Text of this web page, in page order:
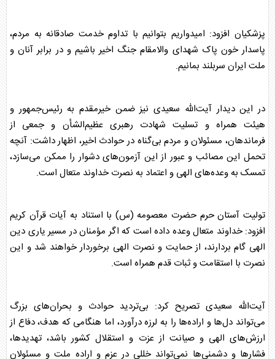
پزشکیان افزود: امیدواریم بتوانیم با تداوم خدمت صادقانه به مردم،
پاسدار خون پاک شهدای والامقام جنگ اخیر باشیم و در برابر آنان و
ملت ایران سربلند بمانیم.
در این دیدار آیت‌الله سعیدی نیز ضمن خیرمقدم به رئیس‌جمهور و
هیئت همراه و تسلیت شهادت رهبری عظیم‌الشأن و جمعی از
فرماندهان، مسئولان و مردم بی‌گناه در حوادث اخیر، اظهار داشت: آنچه
تحمل این مصائب و عبور از این آزمون‌های دشوار را ممکن می‌سازد،
تمسک به وعده‌های الهی و اعتماد به نصرت خداوند متعال است.
تولیت آستان حرم حضرت معصومه (س) با استناد به آیات قرآن کریم
افزود: خداوند متعال وعده داده است که اگر مؤمنان در مسیر یاری دین
الهی گام بردارند، از حمایت و نصرت الهی برخوردار خواهند شد و این
نصرت با استقامت و ثبات قدم همراه است.
آیت‌الله سعیدی تصریح کرد: بی‌تردید حوادث و بحران‌های بزرگ
می‌تواند دل‌ها و اراده‌ها را به لرزه درآورد، اما هنگامی که هدف، دفاع از
ارزش‌های الهی و صیانت از عزت و استقلال کشور باشد، تهدیدها،
فشار‌ها و دشمنی‌ها نمی‌تواند خللی در عزم و اراده ملت و مسئولان